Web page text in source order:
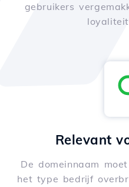
gebruikers
Relevant
De domeinnaam
het type bedrijf